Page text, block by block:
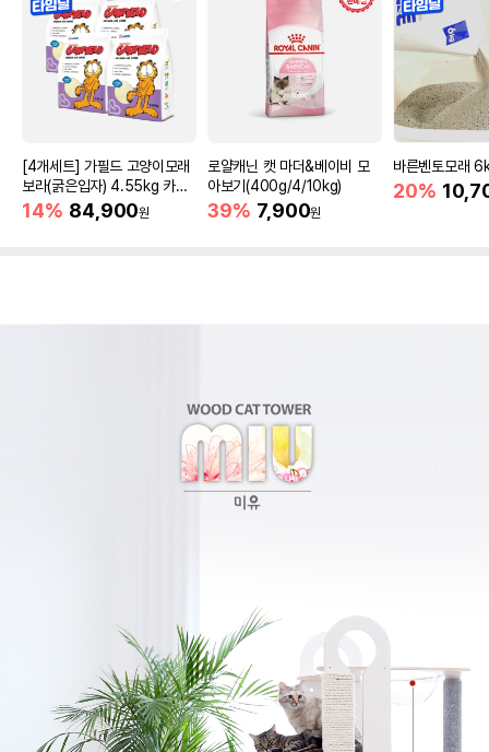
[4개세트] 가필드 고양이모래
보라(굵은입자) 4.55kg 카사
바모래
14% 84,900원
로얄캐닌 캣 마더&베이비 모
아보기(400g/4/10kg)
39% 7,900원
바른벤토모래
20%